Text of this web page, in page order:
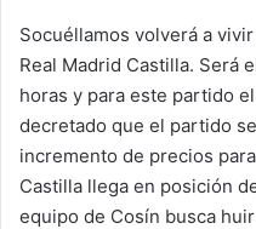
Socuéllamos volverá a
Real Madrid Castilla. Será
horas y para este partido
decretado que el partido
incremento de precios
Castilla llega en posición
equipo de Cosín busca